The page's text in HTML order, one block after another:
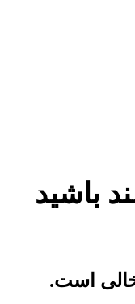
باشید
است.